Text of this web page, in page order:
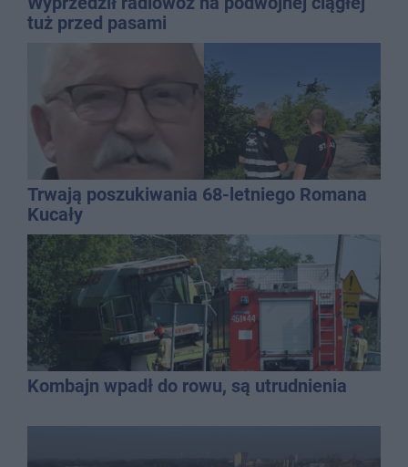
tuż przed pasami
Trwają poszukiwania 68-letniego Romana
Kucały
Kombajn wpadł do rowu, są utrudnienia